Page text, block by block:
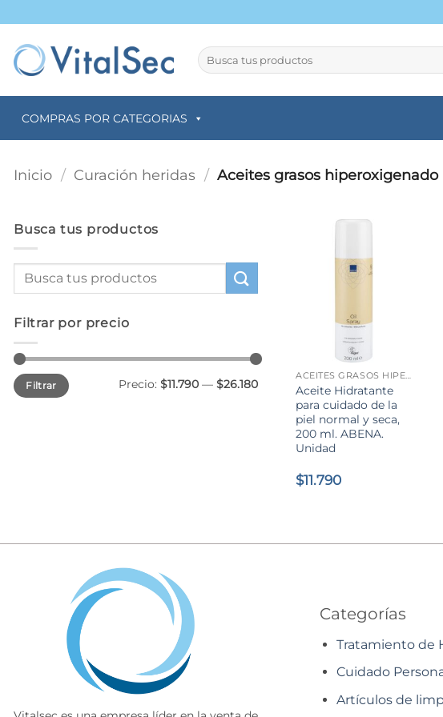
al
contenido
Buscar
por:
COMPRAS POR CATEGORIAS
Inicio / Curación heridas / Aceites grasos hiperoxigenado
Busca tus productos
Filtrar por precio
Precio
mínimo
Precio
máximo
Filtrar Precio: $11.790 — $26.180
ACEITES GRASOS HIPEROXIGENADO
Aceite Hidratante
para cuidado de la
piel normal y seca,
200 ml. ABENA.
Unidad
$11.790
Categorías
Tratamiento de
Cuidado
Artículos de